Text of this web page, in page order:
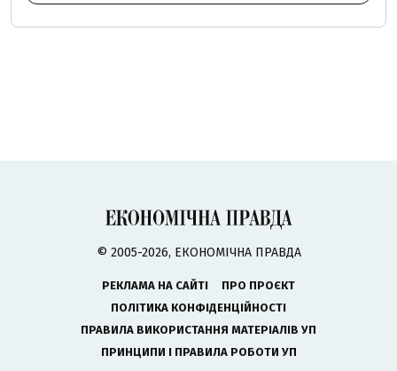
© 2005-2026, ЕКОНОМІЧНА ПРАВДА
РЕКЛАМА НА САЙТІ
ПРО ПРОЄКТ
ПОЛІТИКА КОНФІДЕНЦІЙНОСТІ
ПРАВИЛА ВИКОРИСТАННЯ МАТЕРІАЛІВ УП
ПРИНЦИПИ І ПРАВИЛА РОБОТИ УП